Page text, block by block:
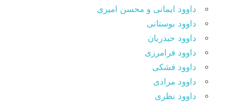
داوود ایمانی و محسن امیری
داوود بوستانی
داوود حیدریان
داوود فرامرزی
داوود فشکی
داوود مرادی
داوود نظری